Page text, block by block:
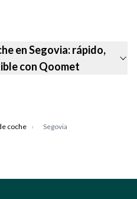
en Segovia: rápido,
con Qoomet
coche › Segovia